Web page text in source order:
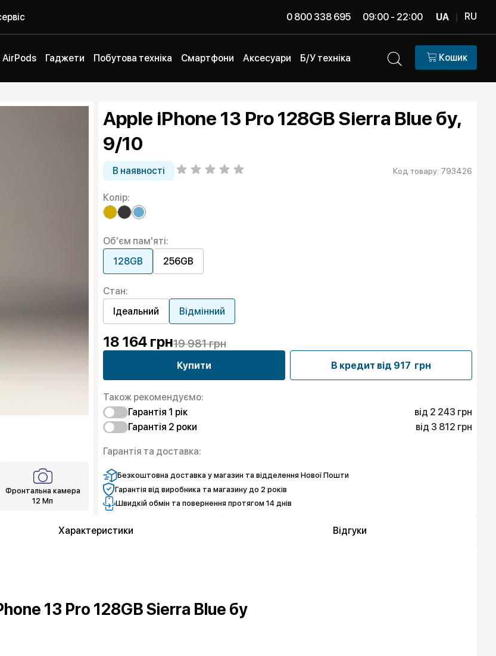
0 800 338 695 09:00 - 22:00 UA | RU
AirPods Гаджети Побутова техніка Смартфони Аксесуари Б/У техніка Кошик
Фронтальна камера
12 Мп
Apple iPhone 13 Pro 128GB Sierra Blue бу,
9/10
В наявності Код товару: 793426
Колір:
Об'єм пам'яті:
128GB
256GB
Стан:
Ідеальний
Відмінний
18 164 грн19 981 грн
Купити В кредит від 917 грн
Також рекомендуємо:
Гарантія 1 рiк
від 2 243 грн
Захист від браку
2 243 грн
Чистий спокій
Гарантія 2 роки
від 3 812 грн
Захист екрану
Чистий спокій
Гарантія та доставка:
Безкоштовна доставка у магазин та відделення Нової Пошти
Гарантія від виробника та магазину до 2 років
Швидкій обмін та повернення протягом 14 днів
Характеристики Відгуки
13 Pro 128GB Sierra Blue бу